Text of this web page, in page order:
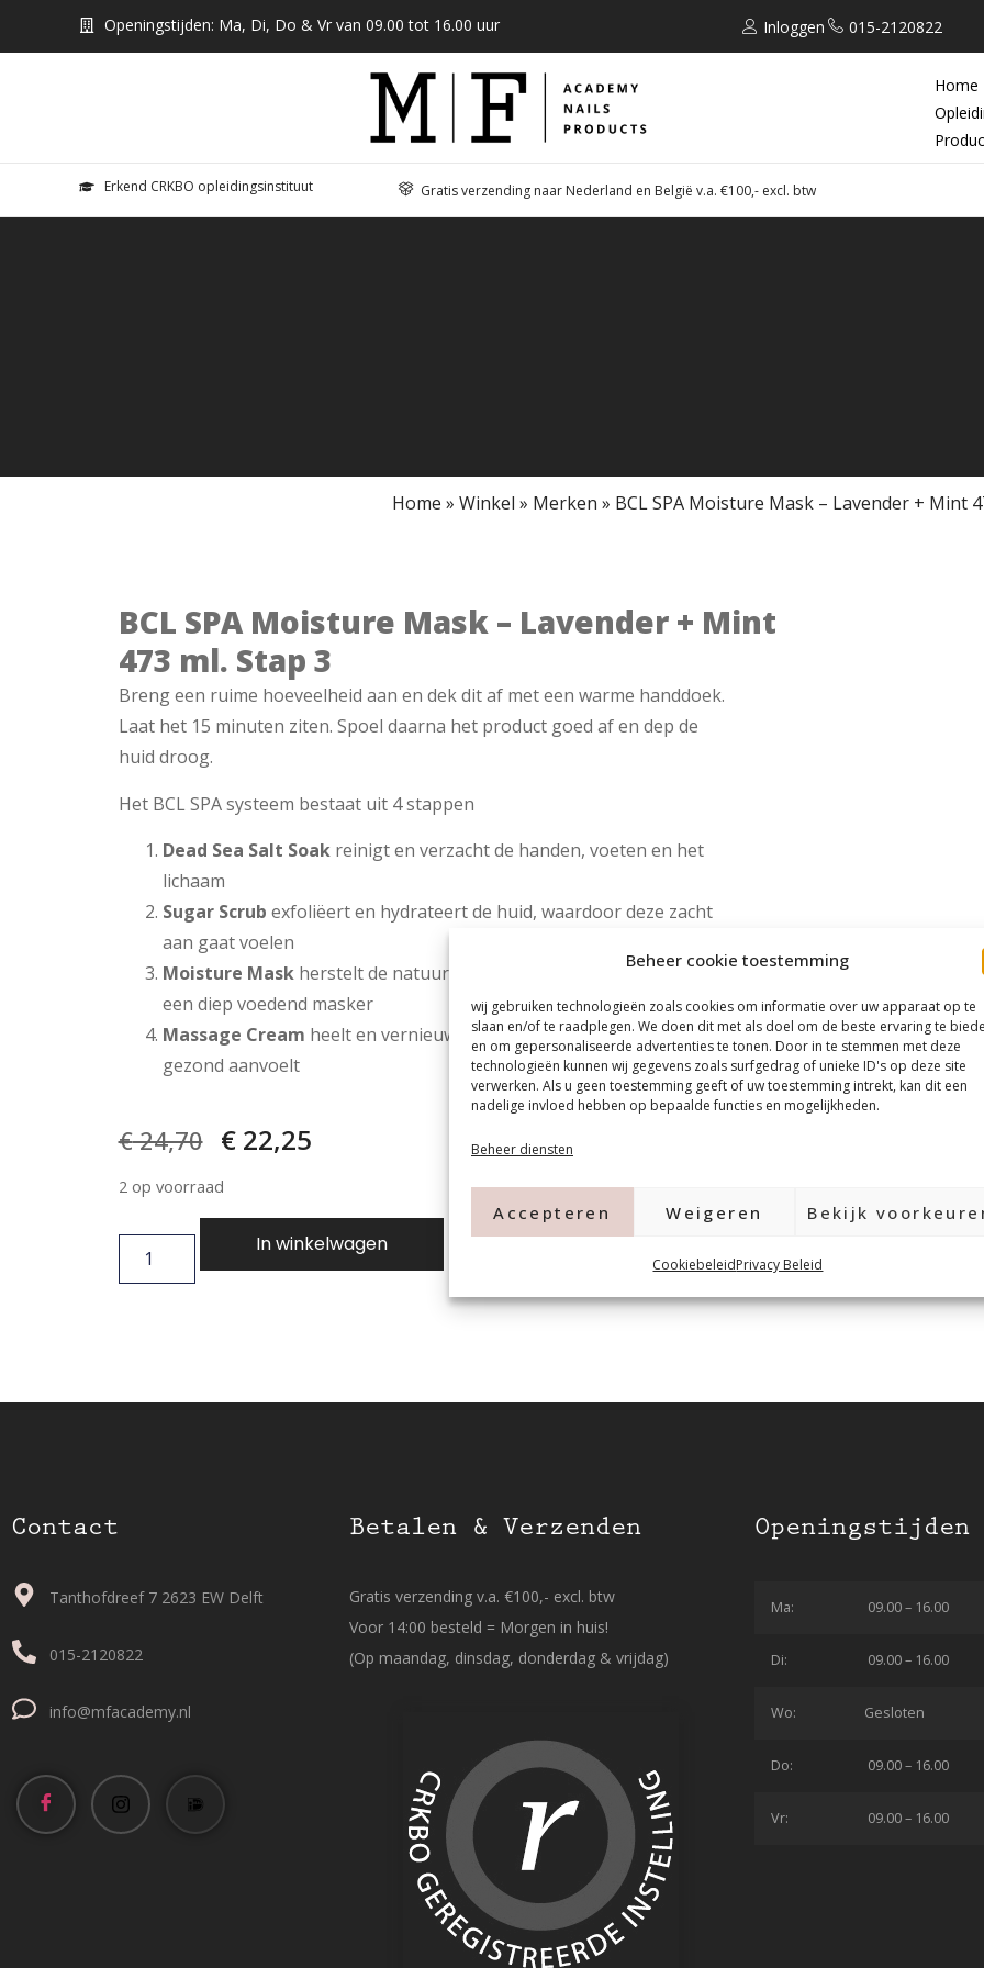
Beheer cookie toestemming
wij gebruiken technologieën zoals cookies om informatie over uw apparaat op te
slaan en/of te raadplegen. We doen dit met als doel om de beste ervaring te
en om gepersonaliseerde advertenties te tonen. Door in te stemmen met deze
technologieën kunnen wij gegevens zoals surfgedrag of unieke ID's op deze site
verwerken. Als u geen toestemming geeft of uw toestemming intrekt, kan dit een
nadelige invloed hebben op bepaalde functies en mogelijkheden.
Beheer diensten
Accepteren Weigeren Bekijk
CookiebeleidPrivacy Beleid
Openingstijden: Ma, Di, Do & Vr van 09.00 tot 16.00 uur Inloggen 015-2120822
Home
Erkend CRKBO opleidingsinstituut Gratis verzending naar Nederland en België v.a. €100,- excl. btw
Home » Winkel » Merken » BCL SPA Moisture Mask – Lavender + Mint
BCL SPA Moisture Mask – Lavender + Mint
473 ml. Stap 3
Breng een ruime hoeveelheid aan en dek dit af met een warme handdoek.
Laat het 15 minuten ziten. Spoel daarna het product goed af en dep de
huid droog.
Het BCL SPA systeem bestaat uit 4 stappen
Dead Sea Salt Soakreinigt en verzacht de handen, voeten en het
lichaam
Sugar Scrub exfoliëert en hydrateert de huid, waardoor deze zacht
aan gaat voelen
Moisture Maskherstelt de natuurlijke vochtbalans van de huid en is
een diep voedend masker
Massage Cream heelt en vernieuwt de huid waardoor deze glad en
gezond aanvoelt
€24,70 €22,25
2 op voorraad
In winkelwagen
Contact
Tanthofdreef 7 2623 EW Delft
015-2120822
info@mfacademy.nl
Betalen & Verzenden
Gratis verzending v.a. €100,- excl. btw
Voor 14:00 besteld = Morgen in huis!
(Op maandag, dinsdag, donderdag & vrijdag)
Openingstijden
Ma: 09.00 – 16.00
Di: 09.00 – 16.00
Wo: Gesloten
Do: 09.00 – 16.00
Vr: 09.00 – 16.00